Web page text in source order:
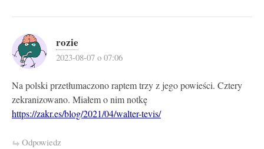
rozie
2023-08-07 o 07:06
Na polski przetłumaczono raptem trzy z jego powieści. Cztery
zekranizowano. Miałem o nim notkę
https://zakr.es/blog/2021/04/walter-tevis/
Odpowiedz